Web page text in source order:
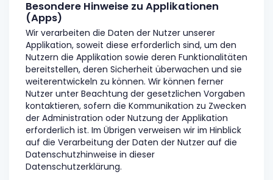
Besondere Hinweise zu Applikationen
(Apps)
Wir verarbeiten die Daten der Nutzer unserer
Applikation, soweit diese erforderlich sind, um den
Nutzern die Applikation sowie deren Funktionalitäten
bereitstellen, deren Sicherheit überwachen und sie
weiterentwickeln zu können. Wir können ferner
Nutzer unter Beachtung der gesetzlichen Vorgaben
kontaktieren, sofern die Kommunikation zu Zwecken
der Administration oder Nutzung der Applikation
erforderlich ist. Im Übrigen verweisen wir im Hinblick
auf die Verarbeitung der Daten der Nutzer auf die
Datenschutzhinweise in dieser
Datenschutzerklärung.